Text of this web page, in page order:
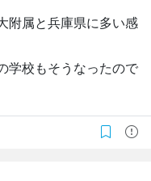
附属と兵庫県に多い感
学校もそうなったので